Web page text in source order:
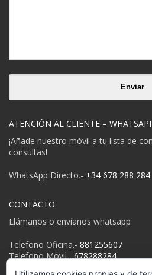
ATENCIÓN AL CLIENTE –
¡Añade nuestro móvil a tu lista de
consultas!
WhatsApp Directo.- +34 678 288 284
CONTACTO
Llámanos o envíanos whatsapp
Telefono Oficina.- 881255607
Telefono Movil.-678288284